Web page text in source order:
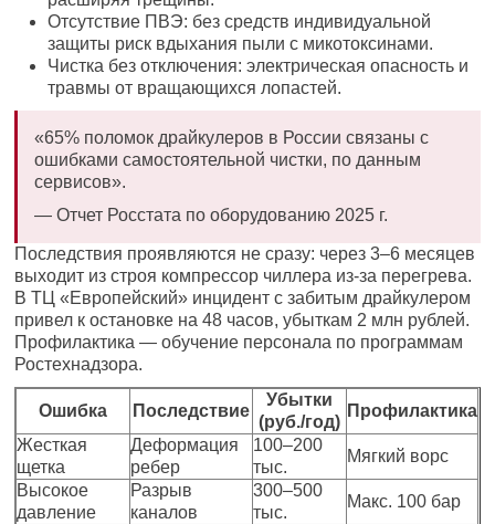
Отсутствие ПВЭ: без средств индивидуальной
защиты риск вдыхания пыли с микотоксинами.
Чистка без отключения: электрическая опасность и
травмы от вращающихся лопастей.
«65% поломок драйкулеров в России связаны с
ошибками самостоятельной чистки, по данным
сервисов».
— Отчет Росстата по оборудованию 2025 г.
Последствия проявляются не сразу: через 3–6 месяцев
выходит из строя компрессор чиллера из-за перегрева.
В ТЦ «Европейский» инцидент с забитым драйкулером
привел к остановке на 48 часов, убыткам 2 млн рублей.
Профилактика — обучение персонала по программам
Ростехнадзора.
Ошибка Последствие
Убытки
(руб./год)
Профилактика
Жесткая
щетка
Деформация
ребер
100–200
тыс.
Мягкий ворс
Высокое
давление
Разрыв
каналов
300–500
тыс.
Макс. 100 бар